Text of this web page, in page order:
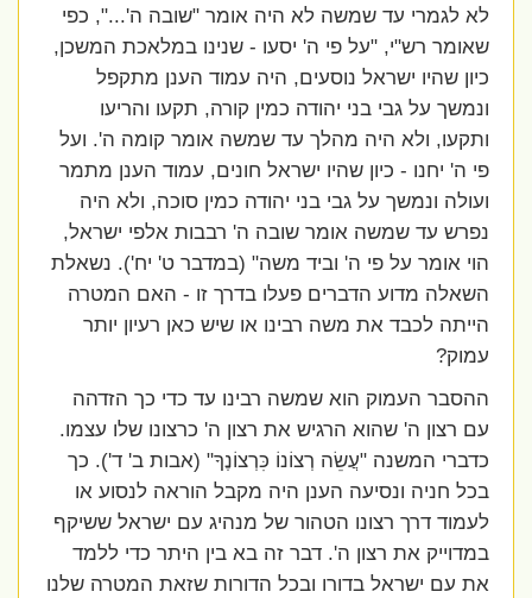
לא לגמרי עד שמשה לא היה אומר "שובה ה'...", כפי
שאומר רש"י, "על פי ה' יסעו - שנינו במלאכת המשכן,
כיון שהיו ישראל נוסעים, היה עמוד הענן מתקפל
ונמשך על גבי בני יהודה כמין קורה, תקעו והריעו
ותקעו, ולא היה מהלך עד שמשה אומר קומה ה'. ועל
פי ה' יחנו - כיון שהיו ישראל חונים, עמוד הענן מתמר
ועולה ונמשך על גבי בני יהודה כמין סוכה, ולא היה
נפרש עד שמשה אומר שובה ה' רבבות אלפי ישראל,
הוי אומר על פי ה' וביד משה" (במדבר ט' יח'). נשאלת
השאלה מדוע הדברים פעלו בדרך זו - האם המטרה
הייתה לכבד את משה רבינו או שיש כאן רעיון יותר
עמוק?
ההסבר העמוק הוא שמשה רבינו עד כדי כך הזדהה
עם רצון ה' שהוא הרגיש את רצון ה' כרצונו שלו עצמו.
כדברי המשנה "עֲשֵׂה רְצוֹנוֹ כִּרְצוֹנֶךָ" (אבות ב' ד'). כך
בכל חניה ונסיעה הענן היה מקבל הוראה לנסוע או
לעמוד דרך רצונו הטהור של מנהיג עם ישראל ששיקף
במדוייק את רצון ה'. דבר זה בא בין היתר כדי ללמד
את עם ישראל בדורו ובכל הדורות שזאת המטרה שלנו